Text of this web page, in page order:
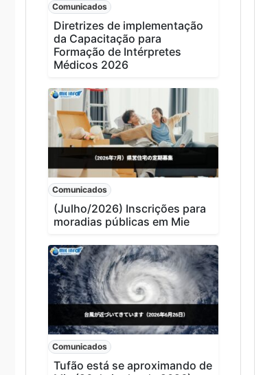
Comunicados
Diretrizes de implementação
da Capacitação para
Formação de Intérpretes
Médicos 2026
Comunicados
(Julho/2026) Inscrições para
moradias públicas em Mie
Comunicados
Tufão está se aproximando de